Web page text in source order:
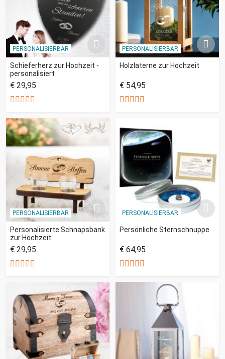
PERSONALISIERBAR
Schieferherz zur Hochzeit -
personalisiert
€ 29,95
PERSONALISIERBAR
Holzlaterne zur Hochzeit
€ 54,95
PERSONALISIERBAR
Personalisierte Schnapsbank
zur Hochzeit
€ 29,95
PERSONALISIERBAR
Persönliche Sternschnuppe
€ 64,95